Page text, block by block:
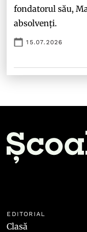
fondatorul său,
absolvenți.
15.07.2026
EDITORIAL
Clasă